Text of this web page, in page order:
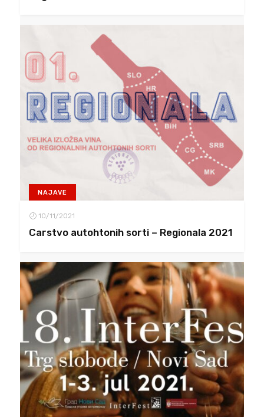
NAJAVE
10/11/2021
Carstvo autohtonih sorti – Regionala 2021